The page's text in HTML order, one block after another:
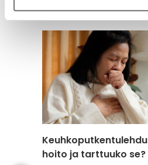
hoito ja tarttuuko se?